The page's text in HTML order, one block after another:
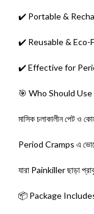
✔️ Portable &
✔️ Reusable & Eco-
✔️ Effective for
🎯 Who Should Use
মাসিক চলাকালীন পেট ও
Period Cramps এ
যারা Painkiller ছাড়া
📦 Package